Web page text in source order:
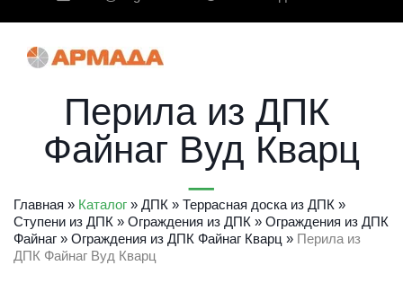
Перила из ДПК
Файнаг Вуд Кварц
Главная » Каталог » ДПК » Террасная доска из ДПК
Ступени из ДПК » Ограждения из ДПК » Ограждения из ДПК
Файнаг » Ограждения из ДПК Файнаг Кварц » Перила из
ДПК Файнаг Вуд Кварц